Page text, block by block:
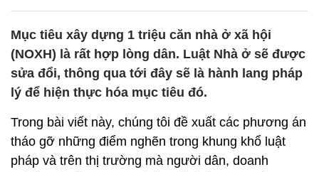
Mục tiêu xây dựng 1 triệu căn nhà ở xã hội
(NOXH) là rất hợp lòng dân. Luật Nhà ở sẽ được
sửa đổi, thông qua tới đây sẽ là hành lang pháp
lý để hiện thực hóa mục tiêu đó.
Trong bài viết này, chúng tôi đề xuất các phương án
tháo gỡ những điểm nghẽn trong khung khổ luật
pháp và trên thị trường mà người dân, doanh